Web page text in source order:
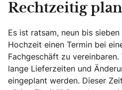
Rechtzeitig
Es ist ratsam, neun bis
Hochzeit einen Termin bei
Fachgeschäft zu
lange Lieferzeiten und
eingeplant werden. Dieser